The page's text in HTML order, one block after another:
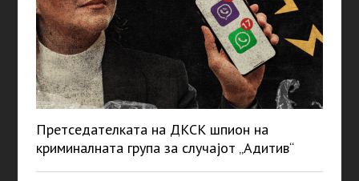
Претседателката на ДКСК шпион на
криминалната група за случајот „Адитив“